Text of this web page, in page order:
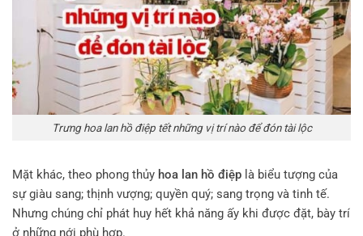
Trưng hoa lan hồ điệp tết những vị trí nào để đón tài lộc
Mặt khác, theo phong thủy hoa lan hồ điệp là biểu tượng của
sự giàu sang; thịnh vượng; quyền quý; sang trọng và tinh tế.
Nhưng chúng chỉ phát huy hết khả năng ấy khi được đặt, bày trí
ở những nới phù hợp.